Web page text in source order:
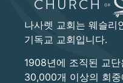
나사렛 교회는 웨슬리
기독교 교회입니다.
1908년에 조직된 교
30,000개 이상의 회